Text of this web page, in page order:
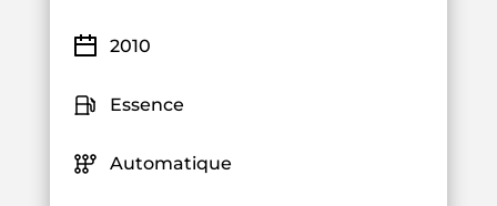
2010
Essence
Automatique